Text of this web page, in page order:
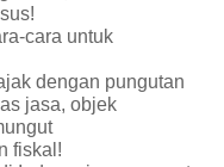
cara untuk
dengan pungutan
jasa, objek
fiskal!